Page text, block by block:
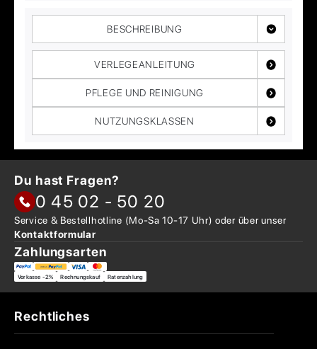
BESCHREIBUNG
VERLEGEANLEITUNG
PFLEGE UND REINIGUNG
NUTZUNGSKLASSEN
Du hast Fragen?
0 45 02 - 50 20
Service & Bestellhotline (Mo-Sa 10-17 Uhr) oder überunser
Kontaktformular
Zahlungsarten
Vorkasse -2% Rechnungskauf Ratenzahlung
Rechtliches